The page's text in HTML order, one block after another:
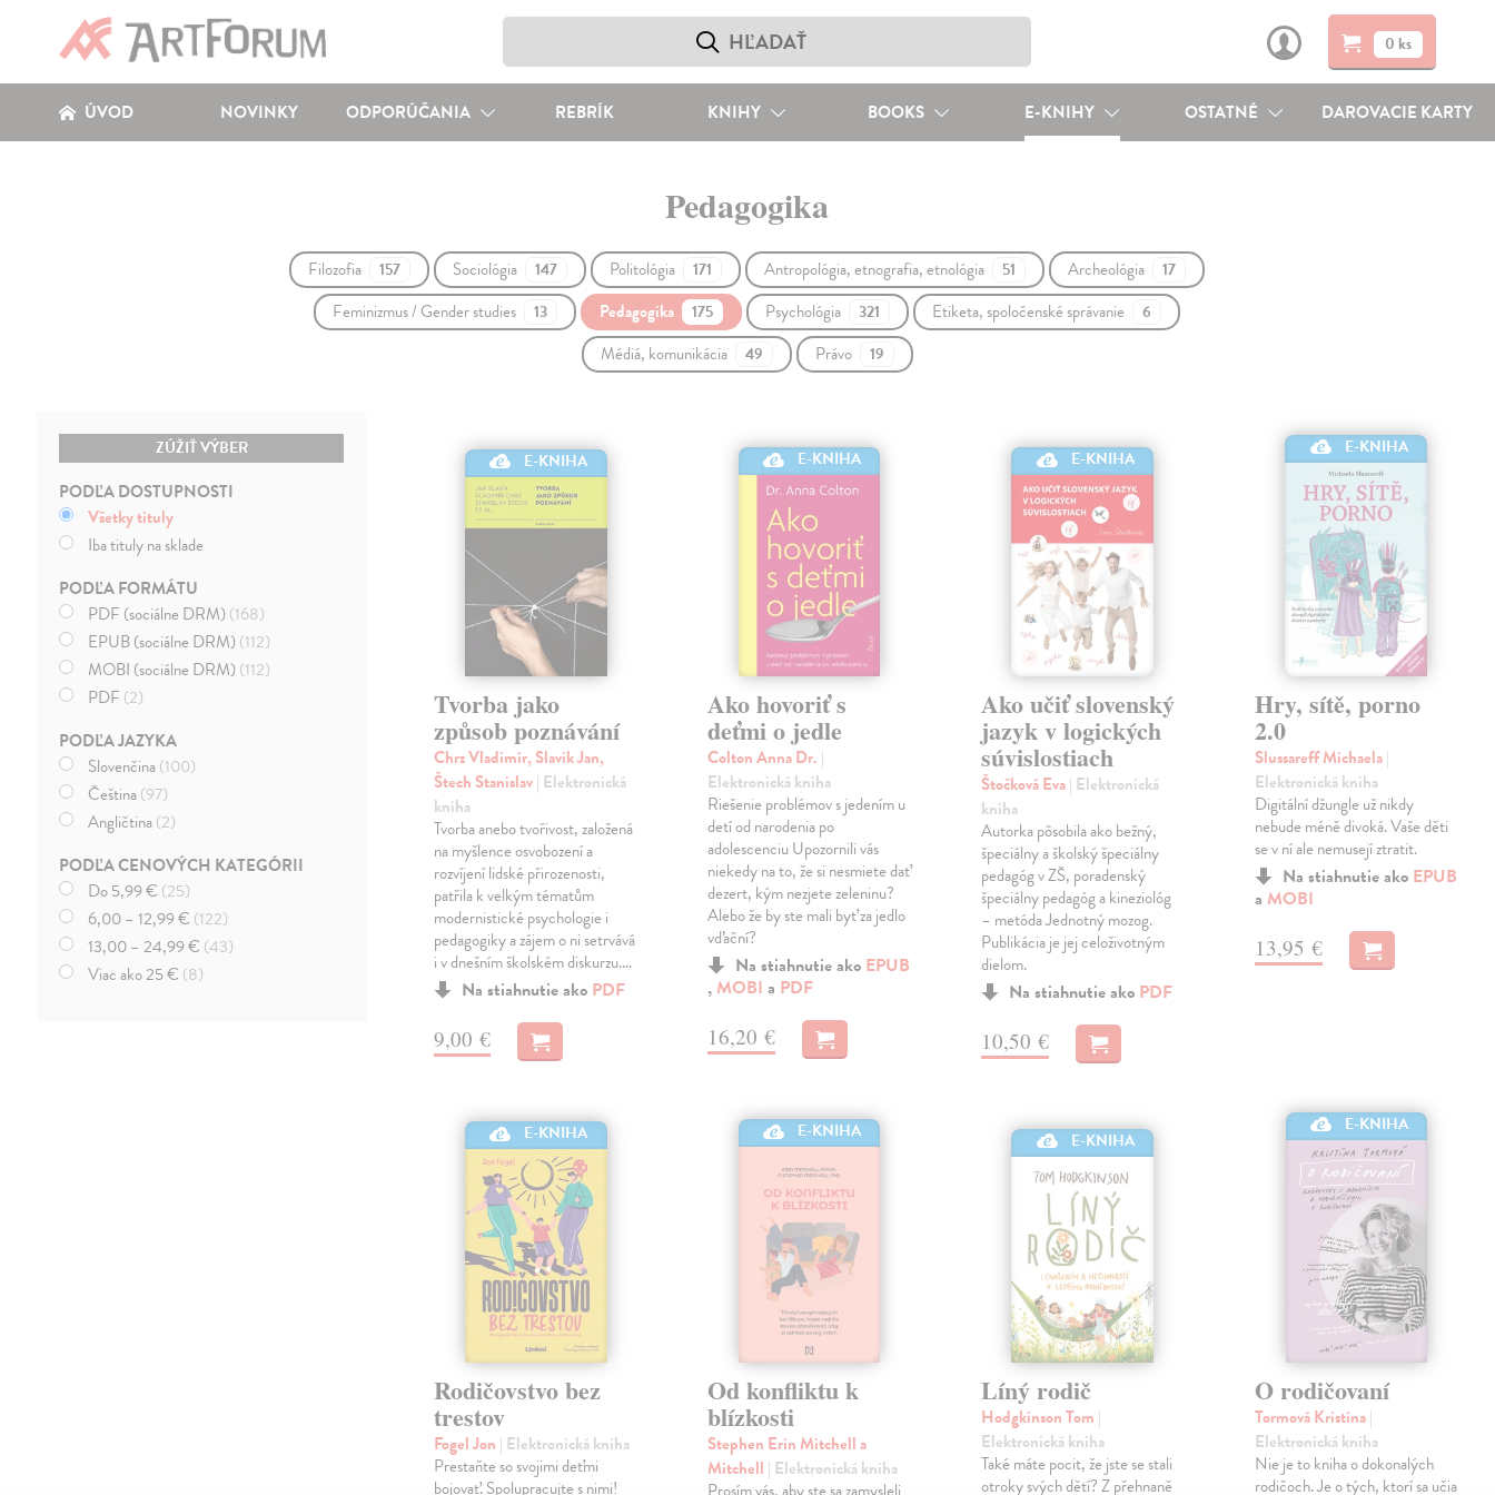
0 ks
ÚVOD NOVINKY ODPORÚČANIA REBRÍK KNIHY BOOKS E-KNIHY OSTATNÉ DAROVACIE KARTY
Pedagogika
Filozofia 157 Sociológia 147 Politológia 171 Antropológia, etnografia, etnológia 51 Archeológia 17
Feminizmus / Gender studies 13 Pedagogika 175 Psychológia 321 Etiketa, spoločenské správanie 6
Médiá, komunikácia 49 Právo 19
ZÚŽIŤ VÝBER
PODĽA DOSTUPNOSTI
Všetky tituly
Iba tituly na sklade
PODĽA FORMÁTU
PDF (sociálne DRM)(168)
EPUB (sociálne DRM)(112)
MOBI (sociálne DRM)(112)
PDF (2)
PODĽA JAZYKA
Slovenčina(100)
Čeština(97)
Angličtina(2)
PODĽA CENOVÝCH KATEGÓRII
Do 5,99 € (25)
6,00 – 12,99 € (122)
13,00 – 24,99 € (43)
Viac ako 25 € (8)
E-KNIHA
Tvorba jako
způsob poznávání
Chrz Vladimír, Slavik Jan,
Štech Stanislav| Elektronická
kniha
Tvorba anebo tvořivost, založená
na myšlence osvobození a
rozvíjení lidské přirozenosti,
patřila k velkým tématům
modernistické psychologie i
pedagogiky a zájem o ni setrvává
i v dnešním školském diskurzu.…
Na stiahnutie ako PDF
9,00 €
E-KNIHA
Ako hovoriť s
deťmi o jedle
Colton Anna Dr. |
Elektronická kniha
Riešenie problémov s jedením u
detí od narodenia po
adolescenciu Upozornili vás
niekedy na to, že si nesmiete dať
dezert, kým nezjete zeleninu?
Alebo že by ste mali byť za jedlo
vďační?
Na stiahnutie ako EPUB
, MOBI a PDF
16,20 €
E-KNIHA
Ako učiť slovenský
jazyk v logických
súvislostiach
Štočková Eva| Elektronická
kniha
Autorka pôsobila ako bežný,
špeciálny a školský špeciálny
pedagóg v ZŠ, poradenský
špeciálny pedagóg a kineziológ
– metóda Jednotný mozog.
Publikácia je jej celoživotným
dielom.
Na stiahnutie ako PDF
10,50 €
E-KNIHA
Hry, sítě, porno
2.0
Slussareff Michaela|
Elektronická kniha
Digitální džungle už nikdy
nebude méně divoká. Vaše děti
se v ní ale nemusejí ztratit.
Na stiahnutie ako EPUB
a MOBI
13,95 €
E-KNIHA
Rodičovstvo bez
trestov
Fogel Jon | Elektronická kniha
Prestaňte so svojimi deťmi
bojovať. Spolupracujte s nimi!
E-KNIHA
Od konfliktu k
blízkosti
Stephen Erin Mitchell a
Mitchell | Elektronická kniha
E-KNIHA
Líný rodič
Hodgkinson Tom |
Elektronická kniha
Také máte pocit, že jste se stali
otroky svých dětí? Z přehnaně
E-KNIHA
O rodičovaní
Tormová Kristína|
Elektronická kniha
Nie je to kniha o dokonalých
rodičoch. Je o tých, ktorí sa učia